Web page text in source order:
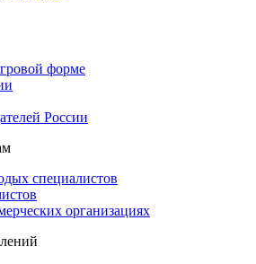
форме
России
специалистов
организациях